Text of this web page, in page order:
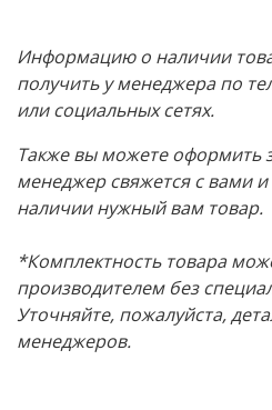
Информацию о наличии
получить у менеджера по
или социальных сетях.
Также вы можете оформить
менеджер свяжется с вами
наличии нужный вам товар.
*Комплектность товара
производителем без
Уточняйте, пожалуйста,
менеджеров.